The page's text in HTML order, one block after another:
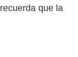
que la